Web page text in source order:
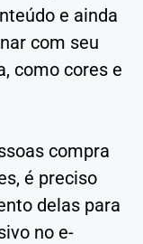
e ainda
com seu
como cores e
compra
é preciso
delas para
no e-